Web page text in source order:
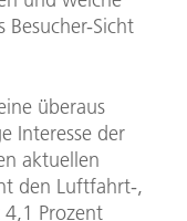
Sicht
überaus
Interesse der
aktuellen
den Luftfahrt-,
Prozent